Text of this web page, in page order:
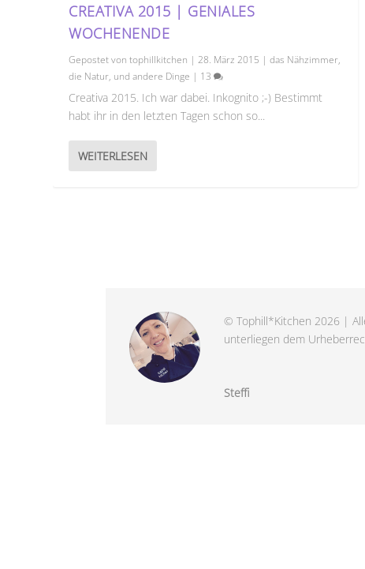
CREATIVA 2015 | GENIALES
WOCHENENDE
Gepostet vontophillkitchen |28. März 2015 |das Nähzimmer,
die Natur, und andere Dinge | 13
Creativa 2015. Ich war dabei. Inkognito ;-) Bestimmt
habt ihr in den letzten Tagen schon so...
WEITERLESEN
© Tophill*Kitchen 2026 |
unterliegen dem
Steffi